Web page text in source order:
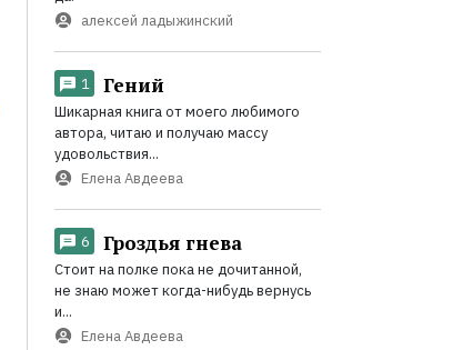
алексей ладыжинский
1 Гений
Шикарная книга от моего любимого
автора, читаю и получаю массу
удовольствия...
Елена Авдеева
6 Гроздья гнева
Стоит на полке пока не дочитанной,
не знаю может когда-нибудь вернусь
и...
Елена Авдеева